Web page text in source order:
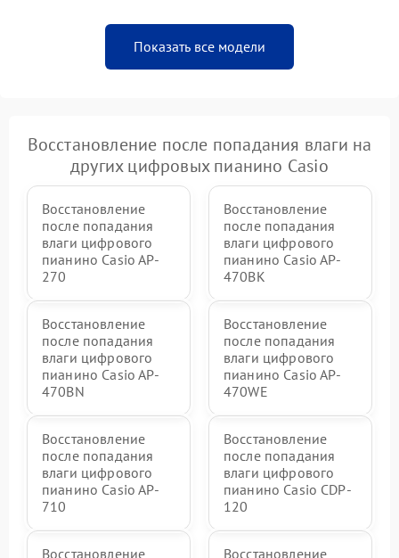
Показать все модели
Восстановление после попадания влаги на
других цифровых пианино Casio
Восстановление
после попадания
влаги цифрового
пианино Casio AP-
270
Восстановление
после попадания
влаги цифрового
пианино Casio AP-
470BK
Восстановление
после попадания
влаги цифрового
пианино Casio AP-
470BN
Восстановление
после попадания
влаги цифрового
пианино Casio AP-
470WE
Восстановление
после попадания
влаги цифрового
пианино Casio AP-
710
Восстановление
после попадания
влаги цифрового
пианино Casio CDP-
120
Восстановление Восстановление